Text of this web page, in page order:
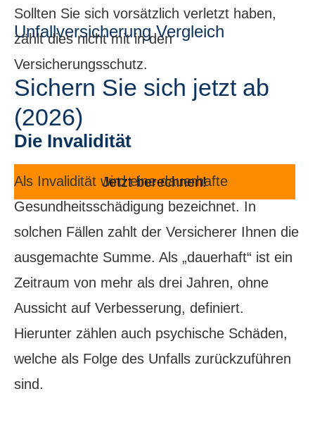
Unfall­ver­si­che­rung Vergleich
Sichern Sie sich jetzt ab
(2026)
Jetzt berechnen!
Sollten Sie sich vorsätzlich verletzt haben,
zählt dies nicht mit in den
Versicherungsschutz.
Die Invalidität
Als Invalidität wird eine dauerhafte
Gesundheitsschädigung bezeichnet. In
solchen Fällen zahlt der Versicherer Ihnen die
ausgemachte Summe. Als „dauerhaft“ ist ein
Zeitraum von mehr als drei Jahren, ohne
Aussicht auf Verbesserung, definiert.
Hierunter zählen auch psychische Schäden,
welche als Folge des Unfalls zurückzuführen
sind.